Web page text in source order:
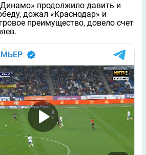
продолжило давить и
дожал «Краснодар» и
преимущество, довело счет